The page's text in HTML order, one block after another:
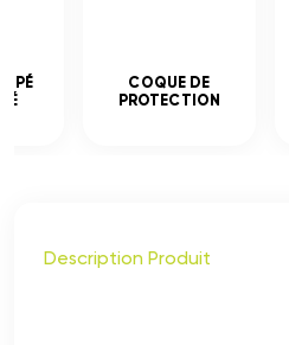
COQUE DE
PROTECTION
Description Produit